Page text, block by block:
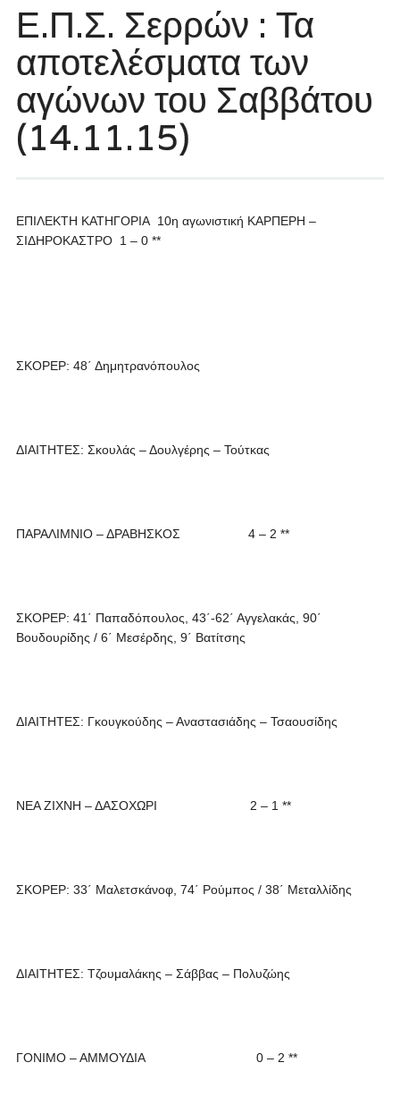
Ε.Π.Σ. Σερρών : Τα
αποτελέσματα των
αγώνων του Σαββάτου
(14.11.15)
ΕΠΙΛΕΚΤΗ ΚΑΤΗΓΟΡΙΑ 10η αγωνιστική ΚΑΡΠΕΡΗ –
ΣΙΔΗΡΟΚΑΣΤΡΟ 1 – 0 **
ΣΚΟΡΕΡ: 48΄ Δημητρανόπουλος
ΔΙΑΙΤΗΤΕΣ: Σκουλάς – Δουλγέρης – Τούτκας
ΠΑΡΑΛΙΜΝΙΟ – ΔΡΑΒΗΣΚΟΣ 4 – 2 **
ΣΚΟΡΕΡ: 41΄ Παπαδόπουλος, 43΄-62΄ Αγγελακάς, 90΄
Βουδουρίδης / 6΄ Μεσέρδης, 9΄ Βατίτσης
ΔΙΑΙΤΗΤΕΣ: Γκουγκούδης – Αναστασιάδης – Τσαουσίδης
ΝΕΑ ΖΙΧΝΗ – ΔΑΣΟΧΩΡΙ 2 – 1 **
ΣΚΟΡΕΡ: 33΄ Mαλετσκάνοφ, 74΄ Ρούμπος / 38΄ Μεταλλίδης
ΔΙΑΙΤΗΤΕΣ: Τζουμαλάκης – Σάββας – Πολυζώης
ΓΟΝΙΜΟ – ΑΜΜΟΥΔΙΑ 0 – 2 **